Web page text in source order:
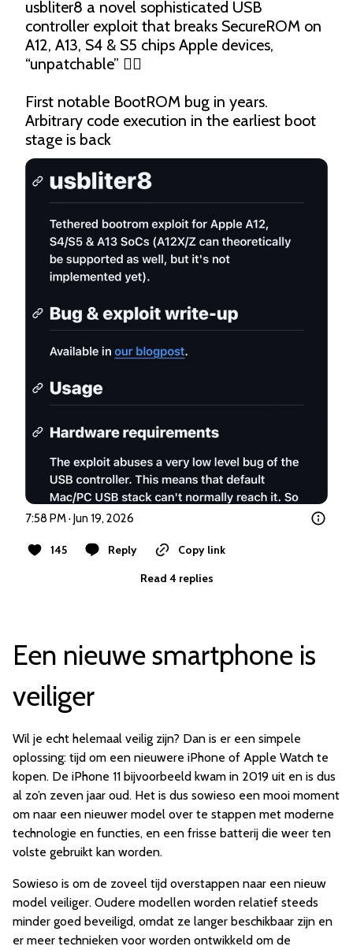
usbliter8 a novel sophisticated USB
controller exploit that breaks SecureROM on
A12, A13, S4 & S5 chips Apple devices,
“unpatchable” 😶‍🌫️
First notable BootROM bug in years.
Arbitrary code execution in the earliest boot
stage is back
7:58 PM · Jun 19, 2026
145 Reply
Copy link
Read 4 replies
Een nieuwe smartphone is
veiliger
Wil je echt helemaal veilig zijn? Dan is er een simpele
oplossing: tijd om een nieuwere iPhone of Apple Watch te
kopen. De iPhone 11 bijvoorbeeld kwam in 2019 uit en is dus
al zo’n zeven jaar oud. Het is dus sowieso een mooi moment
om naar een nieuwer model over te stappen met moderne
technologie en functies, en een frisse batterij die weer ten
volste gebruikt kan worden.
Sowieso is om de zoveel tijd overstappen naar een nieuw
model veiliger. Oudere modellen worden relatief steeds
minder goed beveiligd, omdat ze langer beschikbaar zijn en
er meer technieken voor worden ontwikkeld om de